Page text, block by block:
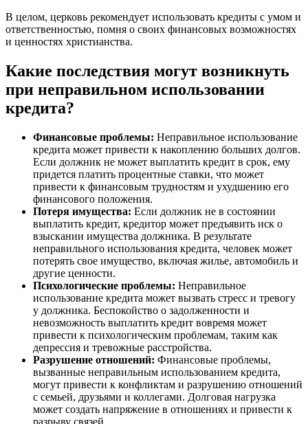
В целом, церковь рекомендует использовать кредиты с умом и
ответственностью, помня о своих финансовых возможностях
и ценностях христианства.
Какие последствия могут возникнуть
при неправильном использовании
кредита?
Финансовые проблемы: Неправильное использование
кредита может привести к накоплению больших долгов.
Если должник не может выплатить кредит в срок, ему
придется платить процентные ставки, что может
привести к финансовым трудностям и ухудшению его
финансового положения.
Потеря имущества: Если должник не в состоянии
выплатить кредит, кредитор может предъявить иск о
взыскании имущества должника. В результате
неправильного использования кредита, человек может
потерять свое имущество, включая жилье, автомобиль и
другие ценности.
Психологические проблемы: Неправильное
использование кредита может вызвать стресс и тревогу
у должника. Беспокойство о задолженности и
невозможность выплатить кредит вовремя может
привести к психологическим проблемам, таким как
депрессия и тревожные расстройства.
Разрушение отношений: Финансовые проблемы,
вызванные неправильным использованием кредита,
могут привести к конфликтам и разрушению отношений
с семьей, друзьями и коллегами. Долговая нагрузка
может создать напряжение в отношениях и привести к
разрыву связей.